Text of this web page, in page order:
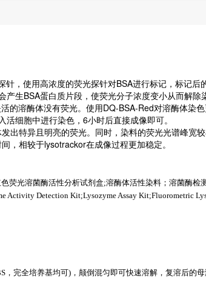
，使用高浓度的荧光探针对BSA进行标记，标记后
生BSA蛋白质片段，使荧光分子浓度变小从而解
的溶酶体没有荧光。使用DQ-BSA-Red对溶酶体染
细胞中进行染色，6小时后直接成像即可。
出特异且明亮的荧光。同时，染料的荧光光谱峰宽
，相较于lysotrackor在成像过程更加稳定。
色荧光溶菌酶活性分析试剂盒;溶酶体活性染料；溶菌酶检
Activity Detection Kit;Lysozyme Assay Kit;Fluorometric
，完全培养基均可) ，颠倒混匀即可快速溶解，复溶后的